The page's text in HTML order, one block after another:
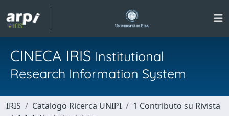
CINECA IRIS Institutional
Research Information System
IRIS Catalogo Ricerca UNIPI
1 Contributo su Rivista